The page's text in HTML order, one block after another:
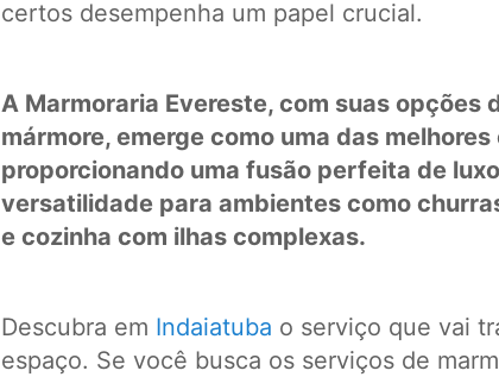
certos desempenha um papel crucial.
A Marmoraria Evereste, com suas opções
mármore, emerge como uma das melhores
proporcionando uma fusão perfeita de
versatilidade para ambientes como
e cozinha com ilhas complexas.
Descubra em Indaiatuba o serviço que vai
espaço. Se você busca os serviços de